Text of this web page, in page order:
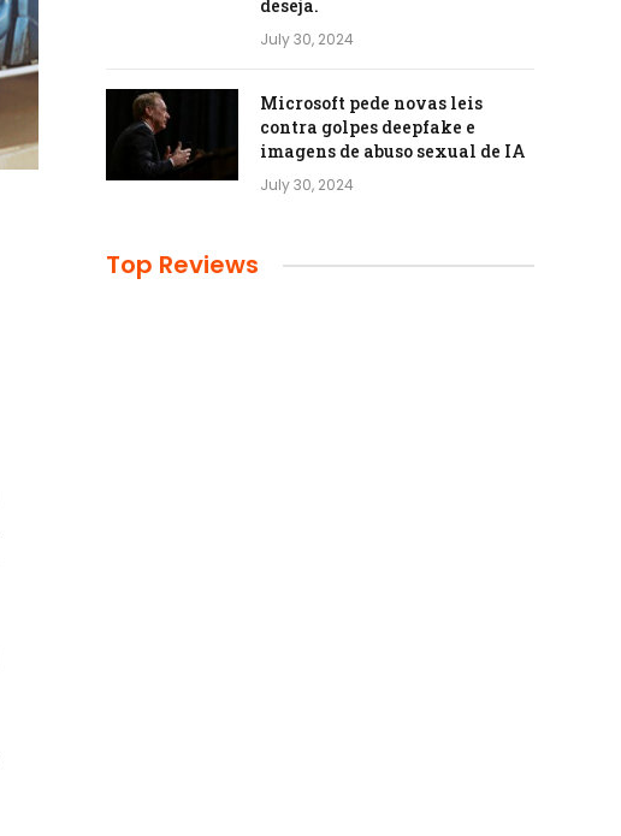
deseja.
July 30, 2024
Microsoft pede novas leis
contra golpes deepfake e
imagens de abuso sexual de IA
July 30, 2024
Top Reviews